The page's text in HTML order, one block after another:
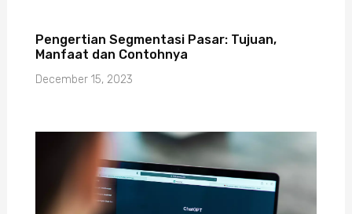
Pengertian Segmentasi Pasar: Tujuan,
Manfaat dan Contohnya
December 15, 2023